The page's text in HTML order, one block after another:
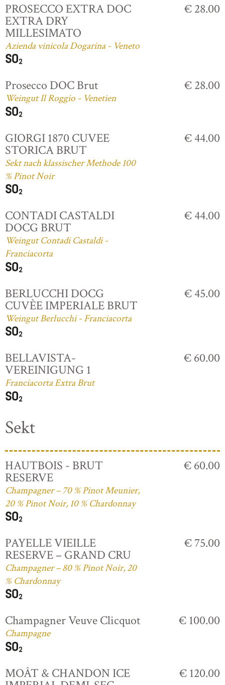
PROSECCO EXTRA DOC
EXTRA DRY
MILLESIMATO
Azienda vinicola Dogarina - Veneto
€ 28.00
Prosecco DOC Brut
Weingut Il Roggio - Venetien
€ 28.00
GIORGI 1870 CUVEE
STORICA BRUT
Sekt nach klassischer Methode 100
% Pinot Noir
€ 44.00
CONTADI CASTALDI
DOCG BRUT
Weingut Contadi Castaldi -
Franciacorta
€ 44.00
BERLUCCHI DOCG
CUVÈE IMPERIALE BRUT
Weingut Berlucchi - Franciacorta
€ 45.00
BELLAVISTA-
VEREINIGUNG 1
Franciacorta Extra Brut
€ 60.00
Sekt
HAUTBOIS - BRUT
RESERVE
Champagner – 70 % Pinot Meunier,
20 % Pinot Noir, 10 % Chardonnay
€ 60.00
PAYELLE VIEILLE
RESERVE – GRAND CRU
Champagner – 80 % Pinot Noir, 20
% Chardonnay
€ 75.00
Champagner Veuve Clicquot
Champagne
€ 100.00
MOÂT & CHANDON ICE € 120.00